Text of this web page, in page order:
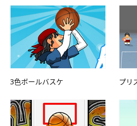
3色ボールバスケ プリ